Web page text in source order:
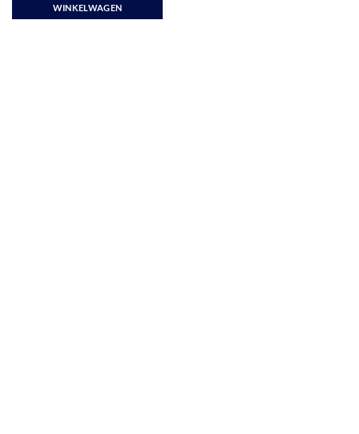
WINKELWAGEN